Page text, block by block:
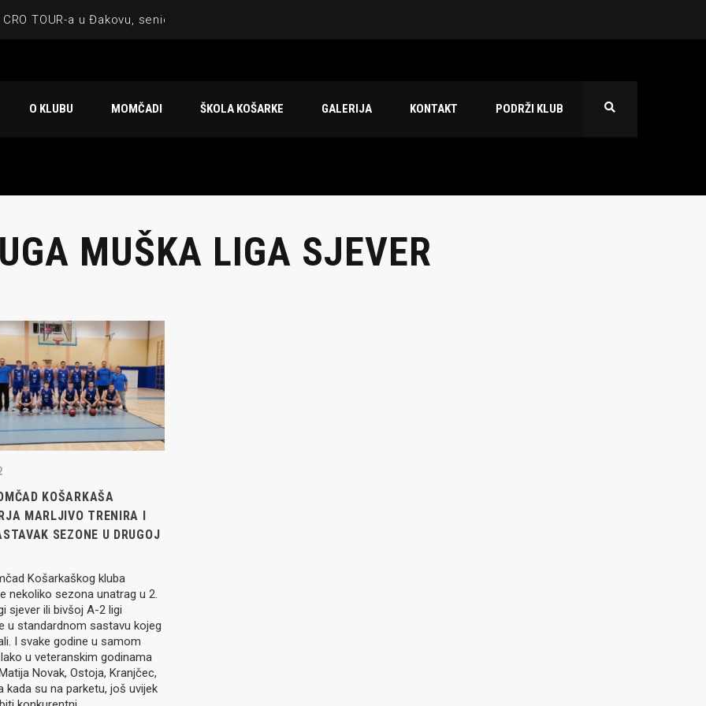
TOUR-a u Đakovu, seniorska ekipa 3×3 osvojila Krbulju
atraktivnu NCAA ekipu OBU Bison
O KLUBU MOMČADI ŠKOLA KOŠARKE GALERIJA KONTAKT PODRŽI KLUB
MUŠKA LIGA SJEVER
KOŠARKAŠA
MARLJIVO TRENIRA I
SEZONE U DRUGOJ
Košarkaškog kluba
nekoliko sezona unatrag u 2.
sjever ili bivšoj A-2 ligi
u standardnom sastavu kojeg
I svake godine u samom
u veteranskim godinama
Novak, Ostoja, Kranjčec,
kada su na parketu, još uvijek
OBJAVE
U14 na završnici CRO
u Đakovu, seniorska ekipa
Krbulju
trener seniorske
trenerski stožer
za sezonu
u revijalnoj utakmici
NCAA ekipu OBU
Međimurja 2. mjesto u